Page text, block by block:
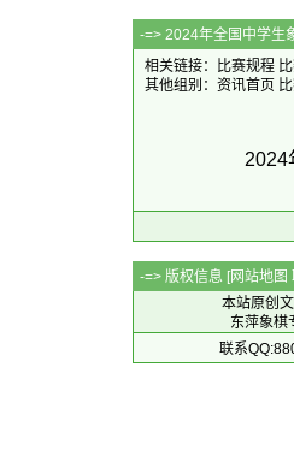
-=> 2024年全国中
相关链接：
比赛规程
其他组别： 资讯首页
2024
-=> 版权信息 [网站地图
本站原创
东萍象棋
联系